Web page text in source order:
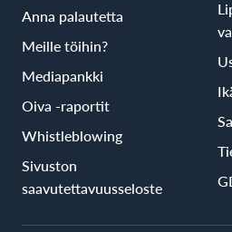
Anna palautetta
Meille töihin?
Mediapankki
Oiva -raportit
Whistleblowing
Sivuston
saavutettavuusseloste